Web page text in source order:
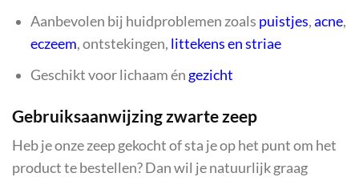
Aanbevolen bij huidproblemen zoals puistjes,acne,
eczeem, ontstekingen, littekens en striae
Geschikt voor lichaam én gezicht
Gebruiksaanwijzing zwarte zeep
Heb je onze zeep gekocht of sta je op het punt om het
product te bestellen? Dan wil je natuurlijk graag